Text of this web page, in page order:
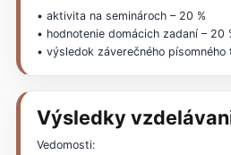
• aktivita na seminároch – 20 %
• hodnotenie domácich zadaní – 20
• výsledok záverečného písomného
Výsledky
Vedomosti: